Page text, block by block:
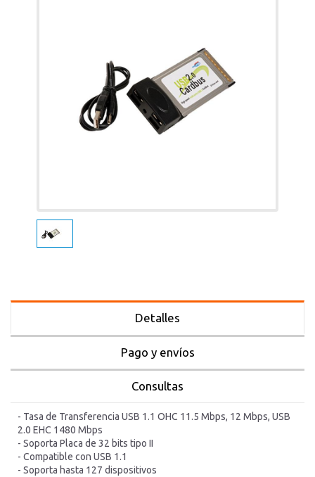
Detalles
Pago y envíos
Consultas
- Tasa de Transferencia USB 1.1 OHC 11.5 Mbps, 12 Mbps, USB
2.0 EHC 1480 Mbps
- Soporta Placa de 32 bits tipo II
- Compatible con USB 1.1
- Soporta hasta 127 dispositivos